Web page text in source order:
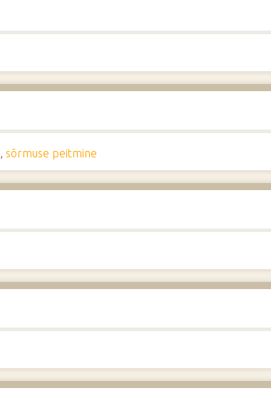
, sõrmuse peitmine